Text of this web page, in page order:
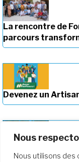
Nous
Nous utilisons des
La rencontre de
parcours
Devenez un
Approfondir